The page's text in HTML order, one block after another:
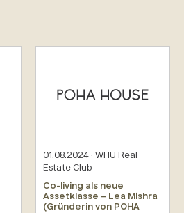
01.08.2024 · WHU Real
Estate Club
Co-living als neue
Assetklasse – Lea Mishra
(Gründerin von POHA